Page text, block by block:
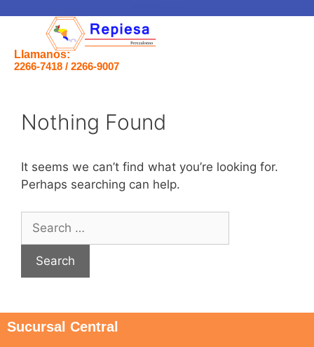
Llamanos:
2266-7418 / 2266-9007
Nothing Found
It seems we can’t find what you’re looking for.
Perhaps searching can help.
Sucursal Central